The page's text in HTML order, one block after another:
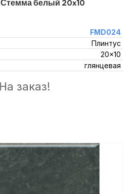
Стемма белый 20x10
FMD024
Плинтус
20x10
глянцевая
На заказ!